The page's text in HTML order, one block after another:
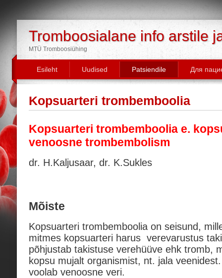
Tromboosialane info arstile
MTÜ Tromboosiühing
Esileht Uudised Patsiendile Для
Kopsuarteri trombemboolia
Kopsuarteri trombemboolia e.
venoosne trombembolism
dr. H.Kaljusaar, dr. K.Sukles
Mõiste
Kopsuarteri trombemboolia on seisund,
mitmes kopsuarteri harus verevarustus
põhjustab takistuse verehüüve ehk tromb,
kopsu mujalt organismist, nt. jala
voolab venoosne veri.